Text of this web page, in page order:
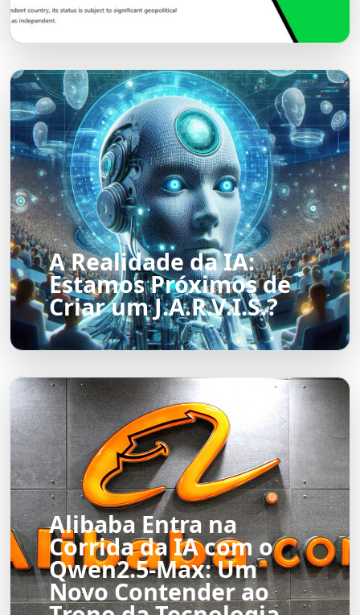
A Realidade da IA:
Estamos Próximos de
Criar um J.A.R.V.I.S.?
Alibaba Entra na
Corrida da IA com o
Qwen2.5-Max: Um
Novo Contender ao